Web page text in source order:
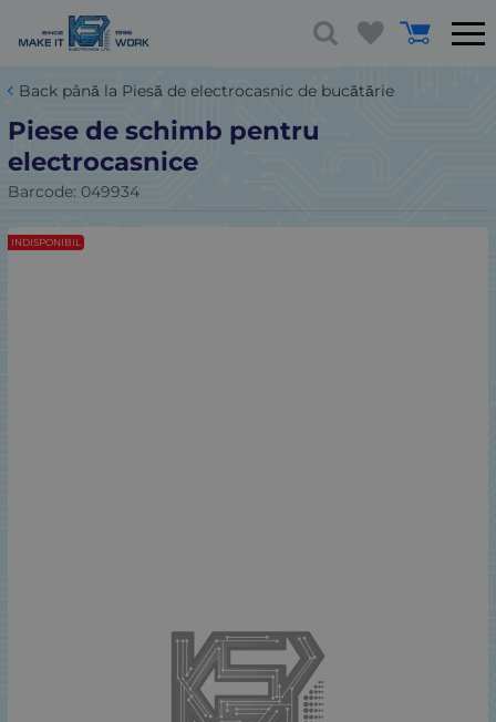
Back până la Piesă de electrocasnic de bucătărie
Piese de schimb pentru
electrocasnice
Barcode: 049934
INDISPONIBIL